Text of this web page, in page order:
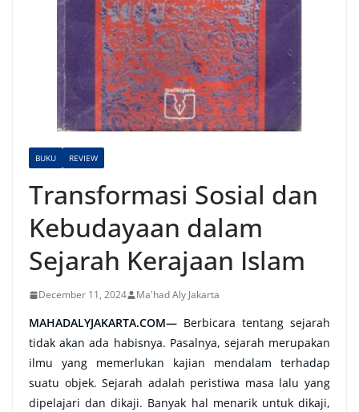
BUKU REVIEW
Transformasi Sosial dan
Kebudayaan dalam
Sejarah Kerajaan Islam
December 11, 2024 Ma'had Aly Jakarta
MAHADALYJAKARTA.COM— Berbicara tentang sejarah
tidak akan ada habisnya. Pasalnya, sejarah merupakan
ilmu yang memerlukan kajian mendalam terhadap
suatu objek. Sejarah adalah peristiwa masa lalu yang
dipelajari dan dikaji. Banyak hal menarik untuk dikaji,